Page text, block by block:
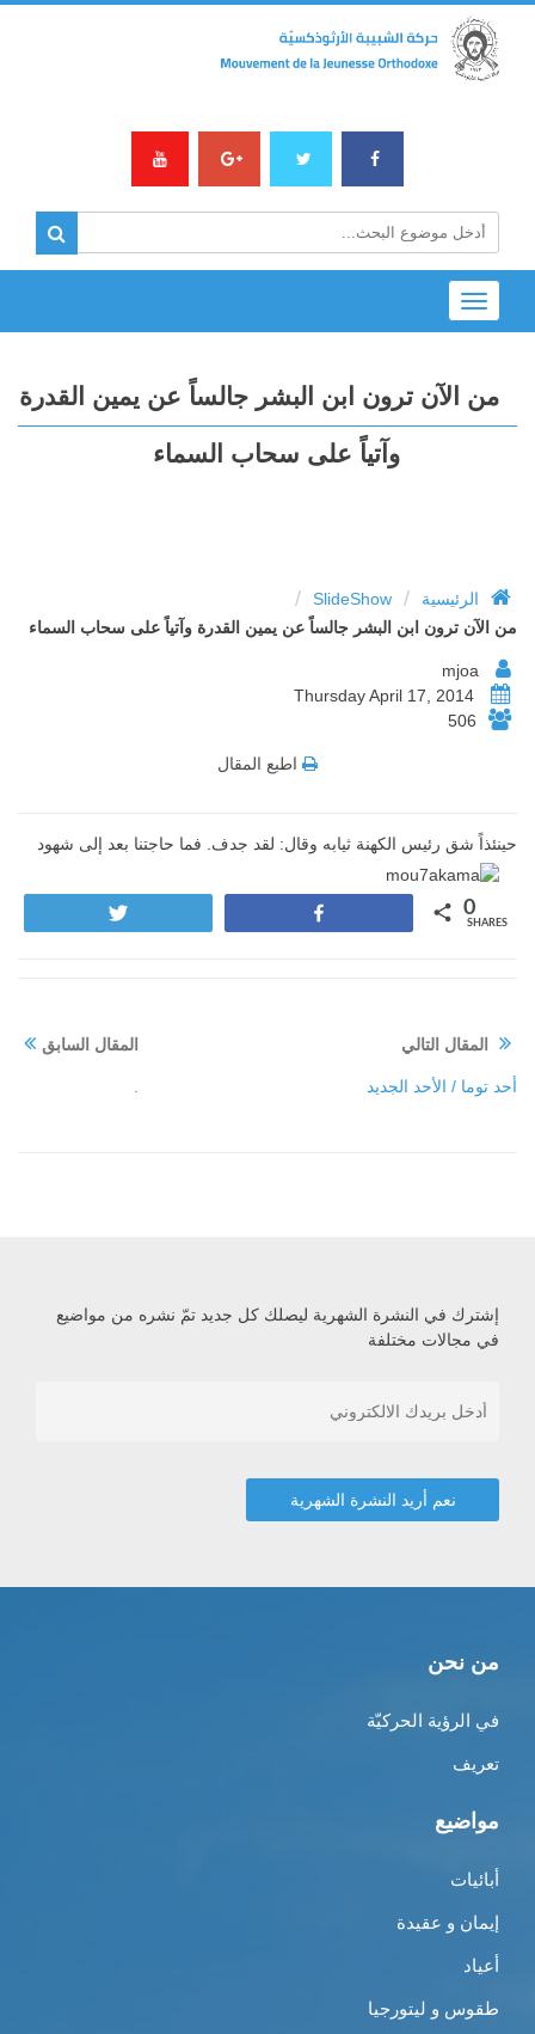
Toggle
navigation
من الآن ترون ابن البشر جالساً عن يمين القدرة
وآتياً على سحاب السماء
الرئيسية /
SlideShow
/
من الآن ترون ابن البشر جالساً عن يمين القدرة وآتياً على سحاب السماء
506
اطبع المقال
حينئذاً شق رئيس الكهنة ثيابه وقال: لقد جدف. فما حاجتنا بعد إلى شهود
0
SHARES
المقال السابق
.
المقال التالي
أحد توما / الأحد الجديد
إشترك في النشرة الشهرية ليصلك كل جديد تمّ نشره من مواضيع
في مجالات مختلفة
من نحن
في الرؤية الحركيّة
تعريف
مواضيع
أبائيات
إيمان و عقيدة
أعياد
طقوس و ليتورجيا